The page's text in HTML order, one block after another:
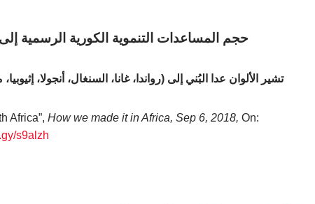
حجم المساعدات التنموية الكورية الرسمية إلى
تشير الألوان عدا البُني إلى (رواندا، غانا، السنغال، أنجولا،
Africa”, How we made it in Africa, Sep 6, 2018, On:
s9alzh